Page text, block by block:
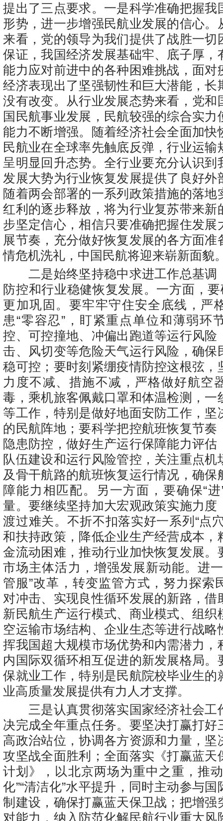
提出了三点要求。一是科学准确把握我
形势，进一步增强民航业发展的信心。
来看，党的领导为我们提供了战胜一切
保证，我国经济发展基础牢、底子厚，
能力应对前进中的各种困难挑战，面对
经济表现出了坚强韧性和巨大潜能，长
没有改变。从行业发展态势来看，党和
国民航事业发展，民航较强的综合实力
能力不断增强。随着经济社会全面加快
民航业在全球率先触底反弹，行业运输
呈明显回升态势。全行业要充分认识到
发展大势为行业恢复发展提供了良好外
随着两会部署的一系列政策措施的落地
红利的逐步释放，将为行业复苏带来新
步坚定信心，相信只要准确把握住发展
展节奏，充分做好恢复发展的各方面准
情危机洗礼，中国民航将迎来崭新面貌
二是始终坚持稳中求进工作总基调
防控和行业稳健恢复发展。一方面，要
更加巩固。要牢牢守住安全底线，严
患“零容忍”，盯紧重点单位和薄弱环
控、可控撞地、冲偏出跑道等运行风险
击、风切变等危险天气运行风险，确保
稳可控；要时刻紧绷疫情防控这根弦，
力度不减、措施不减，严格做好航空
毒，乘机旅客佩戴口罩和体温检测，一
等工作，特别是做好地面安防工作，坚
的民航阵地；要科学把控航班恢复节奏
隐患防控，做好生产运行保障能力评估
队伍建设和运行风险管控，关注重点机
及骨干航路的航班恢复运行情况，确保
障能力相匹配。另一方面，要确保“
量。要继续坚持加大宏观政策实施力度
渡过难关。不折不扣落实好一系列“点
和扶持政策，降低企业生产经营成本，
金流动困难，推动行业加快恢复发展。
市场主体活力，增强发展新动能。进
管服”改革，转变监管方式，努力探索
对冲击、实现良性循环发展的新路，借
新民航生产运行模式、商业模式、组织
空运输市场结构、企业生态等进行战略
挥我国超大规模市场优势和内需潜力，
内国际双循环相互促进的新发展格局。
保就业工作，特别是民航院校毕业生的
业高质量发展提供有力人才支撑。
三是认真贯彻落实国家经济社会工
决完成全年重点任务。要坚决打赢打好
高政治站位，协调各方资源和力量，坚
攻坚战全面胜利；全面落实《打赢蓝天
计划》，以北京两场为重中之重，推
化”“清洁化”水平提升，同时主动参与
制建设，确保打赢蓝天保卫战；把增强
对能力，纳入防范化解民航行业重大风